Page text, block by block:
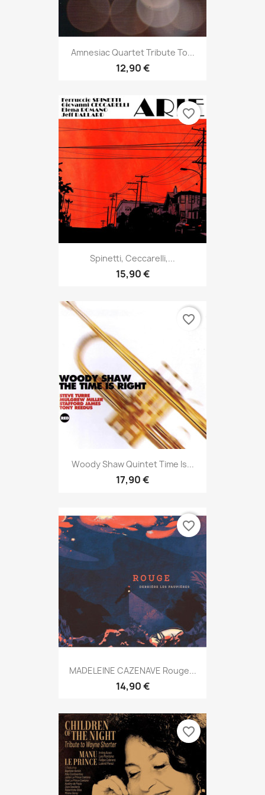
Amnesiac Quartet Tribute To...
12,90 €
Spinetti, Ceccarelli,...
15,90 €
favorite_border
Woody Shaw Quintet Time Is...
17,90 €
favorite_border
MADELEINE CAZENAVE Rouge...
14,90 €
favorite_border
favorite_border